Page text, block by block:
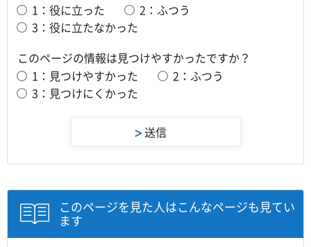
1：役に立った
2：ふつう
3：役に立たなかった
このページの情報は見つけやすかったですか？
1：見つけやすかった
2：ふつう
3：見つけにくかった
このページを見た人はこんなページも見てい
ます